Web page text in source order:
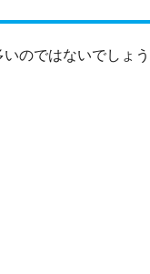
のではないでしょう